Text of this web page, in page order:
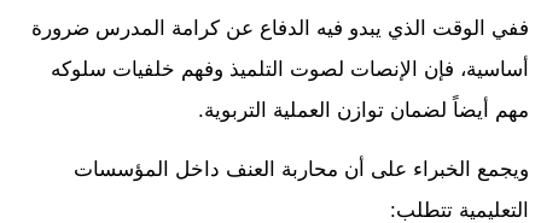
ففي الوقت الذي يبدو فيه الدفاع عن كرامة المدرس ضرورة
أساسية، فإن الإنصات لصوت التلميذ وفهم خلفيات سلوكه
مهم أيضاً لضمان توازن العملية التربوية.
ويجمع الخبراء على أن محاربة العنف داخل المؤسسات
التعليمية تتطلب: